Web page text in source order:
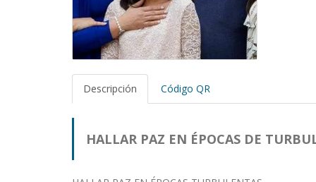
Descripción Código QR
HALLAR PAZ EN ÉPOCAS DE